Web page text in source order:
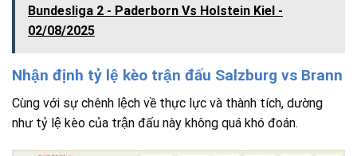
Bundesliga 2 - Paderborn Vs Holstein Kiel -
02/08/2025
Nhận định tỷ lệ kèo trận đấu Salzburg vs Brann
Cùng với sự chênh lệch về thực lực và thành tích, dường
như tỷ lệ kèo của trận đấu này không quá khó đoán.